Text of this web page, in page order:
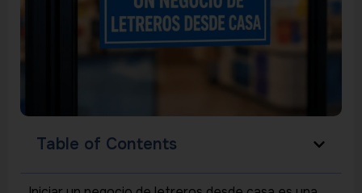
Table of Contents